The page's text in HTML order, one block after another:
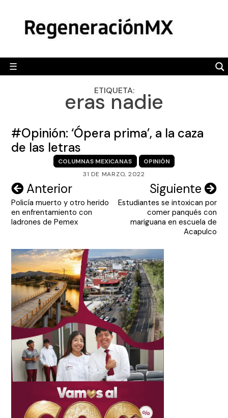
content
☰
POLÍTICA
CAMALEÓN
OPINIÓN
ENGLISH SECTION
VIDEOS
ETIQUETA:
eras nadie
#Opinión: ‘Ópera prima’, a la caza
de las letras
COLUMNAS MEXICANAS
OPINIÓN
31 DE MARZO, 2022
Navegación
de
entradas
Anterior
Policía muerto y otro herido
en enfrentamiento con
ladrones de Pemex
Siguiente
Estudiantes se intoxican por
comer panqués con
mariguana en escuela de
Acapulco